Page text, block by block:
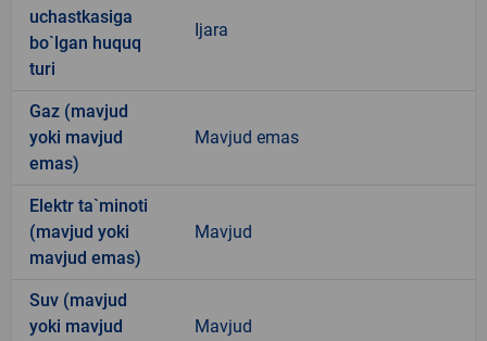
uchastkasiga
bo`lgan huquq
turi
Ijara
Gaz (mavjud
yoki mavjud
emas)
Mavjud emas
Elektr ta`minoti
(mavjud yoki
mavjud emas)
Mavjud
Suv (mavjud
yoki mavjud
Mavjud